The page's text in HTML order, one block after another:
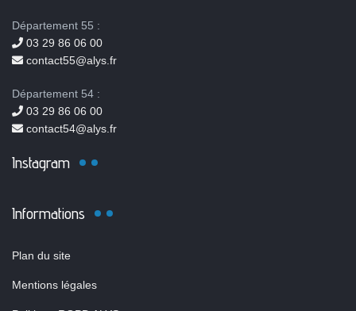
Département 55 :
03 29 86 06 00
contact55@alys.fr
Département 54 :
03 29 86 06 00
contact54@alys.fr
Instagram
Informations
Plan du site
Mentions légales